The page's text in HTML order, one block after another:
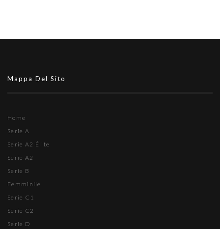
Mappa Del Sito
Home
Serie A
Serie A2 Élite
Serie A2
Serie B
Femminile
Serie C1
Serie C2
Serie D